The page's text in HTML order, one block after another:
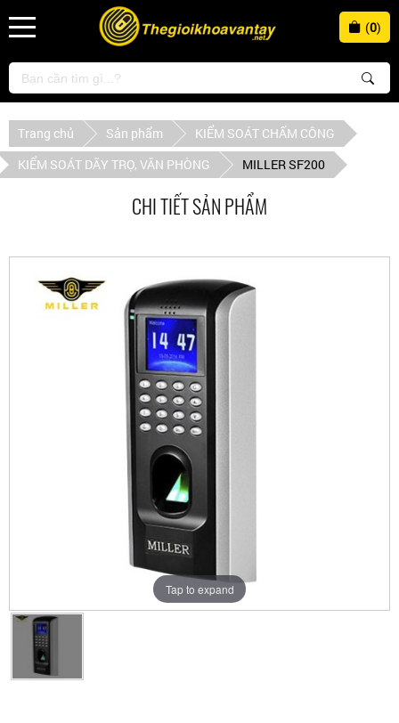
(0)
Trang chủ Sản phẩm
KIỂM SOÁT CHẤM CÔNG
KIỂM SOÁT DÃY TRỌ, VĂN PHÒNG
MILLER SF200
CHI TIẾT SẢN PHẨM
Tap to expand